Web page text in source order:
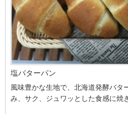
塩バターパン
風味豊かな生地で、北海道発酵バタ
み、サク、ジュワッとした食感に焼